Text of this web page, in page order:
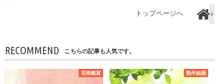
トップページへ
RECOMMEND こちらの記事も人気です。
芸術鑑賞 熟年結婚